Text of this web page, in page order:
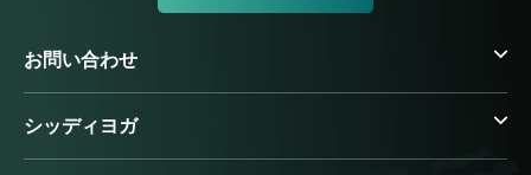
お問い合わせ
シッディヨガ